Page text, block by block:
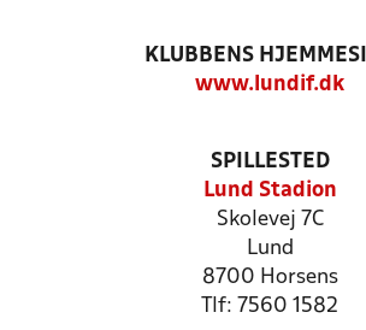
KLUBBENS
www.lundif.dk
SPILLESTED
Lund Stadion
Skolevej 7C
Lund
8700 Horsens
Tlf: 7560 1582